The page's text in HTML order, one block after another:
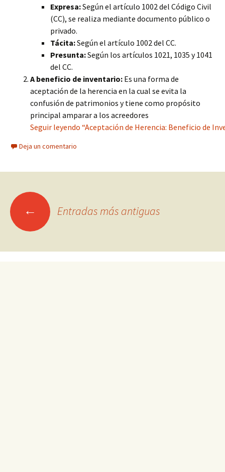
Expresa:Según el artículo 1002 del Código Civil
(CC), se realiza mediante documento público o
privado.
Tácita:Según el artículo 1002 del CC.
Presunta:Según los artículos 1021, 1035 y 1041
del CC.
A beneficio de inventario: Es una forma de
aceptación de la herencia en la cual se evita la
confusión de patrimonios y tiene como propósito
principal amparar a los acreedores
Seguir leyendo “Aceptación de Herencia: Beneficio de
Deja un comentario
Ir ← Entradas más antiguas